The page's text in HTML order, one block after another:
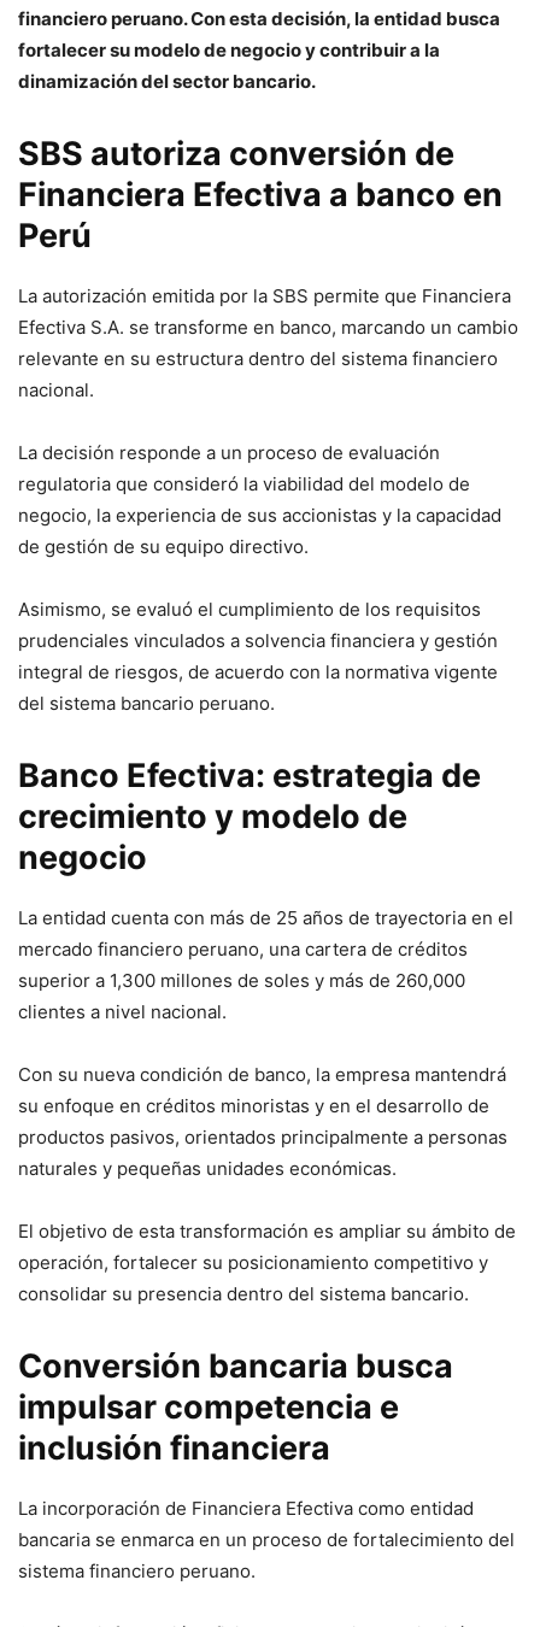
financiero peruano. Con esta decisión, la entidad busca
fortalecer su modelo de negocio y contribuir a la
dinamización del sector bancario.
SBS autoriza conversión de
Financiera Efectiva a banco en
Perú
La autorización emitida por la SBS permite que Financiera
Efectiva S.A. se transforme en banco, marcando un cambio
relevante en su estructura dentro del sistema financiero
nacional.
La decisión responde a un proceso de evaluación
regulatoria que consideró la viabilidad del modelo de
negocio, la experiencia de sus accionistas y la capacidad
de gestión de su equipo directivo.
Asimismo, se evaluó el cumplimiento de los requisitos
prudenciales vinculados a solvencia financiera y gestión
integral de riesgos, de acuerdo con la normativa vigente
del sistema bancario peruano.
Banco Efectiva: estrategia de
crecimiento y modelo de
negocio
La entidad cuenta con más de 25 años de trayectoria en el
mercado financiero peruano, una cartera de créditos
superior a 1,300 millones de soles y más de 260,000
clientes a nivel nacional.
Con su nueva condición de banco, la empresa mantendrá
su enfoque en créditos minoristas y en el desarrollo de
productos pasivos, orientados principalmente a personas
naturales y pequeñas unidades económicas.
El objetivo de esta transformación es ampliar su ámbito de
operación, fortalecer su posicionamiento competitivo y
consolidar su presencia dentro del sistema bancario.
Conversión bancaria busca
impulsar competencia e
inclusión financiera
La incorporación de Financiera Efectiva como entidad
bancaria se enmarca en un proceso de fortalecimiento del
sistema financiero peruano.